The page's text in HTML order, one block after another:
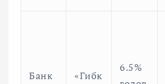
Банк
«Гибк
6.5%